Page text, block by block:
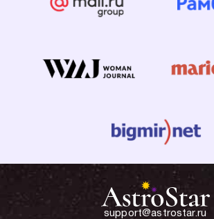
support@astrostar.ru